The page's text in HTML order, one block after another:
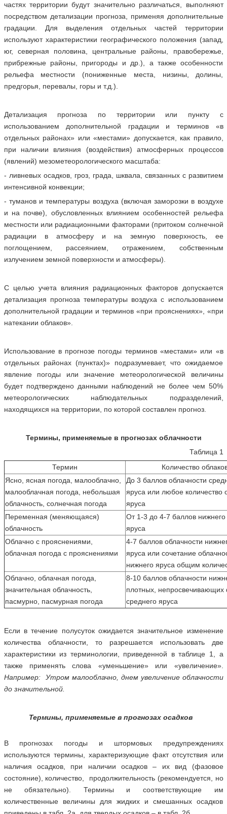
частях территории будут значительно различаться, выполняют
посредством детализации прогноза, применяя дополнительные
градации. Для выделения отдельных частей территории
используют характеристики географического положения (запад,
юг, северная половина, центральные районы, правобережье,
прибрежные районы, пригороды и др.), а также особенности
рельефа местности (пониженные места, низины, долины,
предгорья, перевалы, горы и т.д.).
Детализация прогноза по территории или пункту с
использованием дополнительной градации и терминов «в
отдельных районах» или «местами» допускается, как правило,
при наличии влияния (воздействия) атмосферных процессов
(явлений) мезометеорологического масштаба:
- ливневых осадков, гроз, града, шквала, связанных с развитием
интенсивной конвекции;
- туманов и температуры воздуха (включая заморозки в воздухе
и на почве), обусловленных влиянием особенностей рельефа
местности или радиационными факторами (притоком солнечной
радиации в атмосферу и на земную поверхность, ее
поглощением, рассеянием, отражением, собственным
излучением земной поверхности и атмосферы).
С целью учета влияния радиационных факторов допускается
детализация прогноза температуры воздуха с использованием
дополнительной градации и терминов «при прояснениях», «при
натекании облаков».
Использование в прогнозе погоды терминов «местами» или «в
отдельных районах (пунктах)» подразумевает, что ожидаемое
явление погоды или значение метеорологической величины
будет подтверждено данными наблюдений не более чем 50%
метеорологических наблюдательных подразделений,
находящихся на территории, по которой составлен прогноз.
Термины, применяемые в прогнозах облачности
Таблица 1
Термин
Количество
Ясно, ясная погода, малооблачно,
малооблачная погода, небольшая
облачность, солнечная погода
До 3 баллов облачности
яруса или любое количество
яруса
Переменная (меняющаяся)
облачность
От 1-3 до 4-7 баллов нижнего
яруса
Облачно с прояснениями,
облачная погода с прояснениями
4-7 баллов облачности
яруса или сочетание
нижнего яруса общим
Облачно, облачная погода,
значительная облачность,
пасмурно, пасмурная погода
8-10 баллов облачности
плотных, непросвечивающих
среднего яруса
Если в течение полусуток ожидается значительное изменение
количества облачности, то разрешается использовать две
характеристики из терминологии, приведенной в таблице 1, а
также применять слова «уменьшение» или «увеличение».
Например: Утром малооблачно, днем увеличение облачности
до значительной.
Термины, применяемые в прогнозах осадков
В прогнозах погоды и штормовых предупреждениях
используются термины, характеризующие факт отсутствия или
наличия осадков, при наличии осадков – их вид (фазовое
состояние), количество, продолжительность (рекомендуется, но
не обязательно). Термины и соответствующие им
количественные величины для жидких и смешанных осадков